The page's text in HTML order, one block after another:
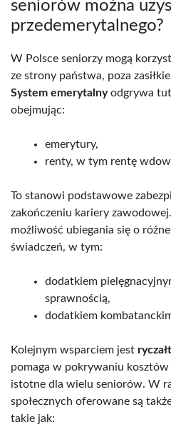
seniorów można
przedemerytalnego?
W Polsce seniorzy mogą
ze strony państwa, poza
System emerytalnyodgrywa
obejmując:
emerytury,
renty, w tym rentę
To stanowi podstawowe
zakończeniu kariery
możliwość ubiegania się o
świadczeń, w tym:
dodatkiem
sprawnością,
dodatkiem
Kolejnym wsparciem jest
pomaga w pokrywaniu
istotne dla wielu seniorów. W
społecznych oferowane są
takie jak: